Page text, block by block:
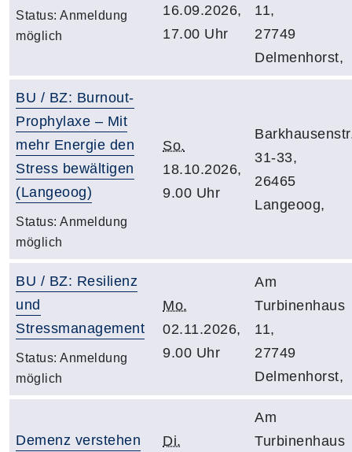
Status: Anmeldung
möglich
16.09.2026,
17.00 Uhr
11,
27749
Delmenhorst,
BU / BZ: Burnout-
Prophylaxe – Mit
mehr Energie den
Stress bewältigen
(Langeoog)
Status: Anmeldung
möglich
So.
18.10.2026,
9.00 Uhr
31-33,
26465
Langeoog,
BU / BZ: Resilienz
und
Stressmanagement
Status: Anmeldung
möglich
Mo.
02.11.2026,
9.00 Uhr
Am
Turbinenhaus
11,
27749
Delmenhorst,
Demenz verstehen
Di.
Am
Turbinenhaus